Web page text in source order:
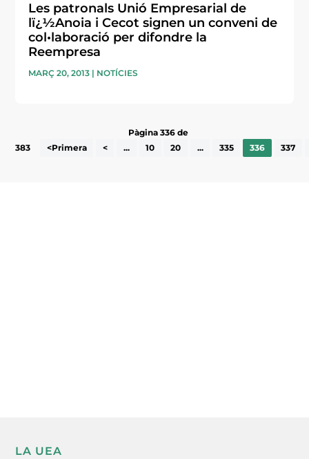
Les patronals Unió Empresarial de
lï¿½Anoia i Cecot signen un conveni de
col•laboració per difondre la
Reempresa
MARÇ 20, 2013 | NOTÍCIES
Pàgina 336 de
383
<Primera < ... 10 20 ... 335 336 337
LA UEA